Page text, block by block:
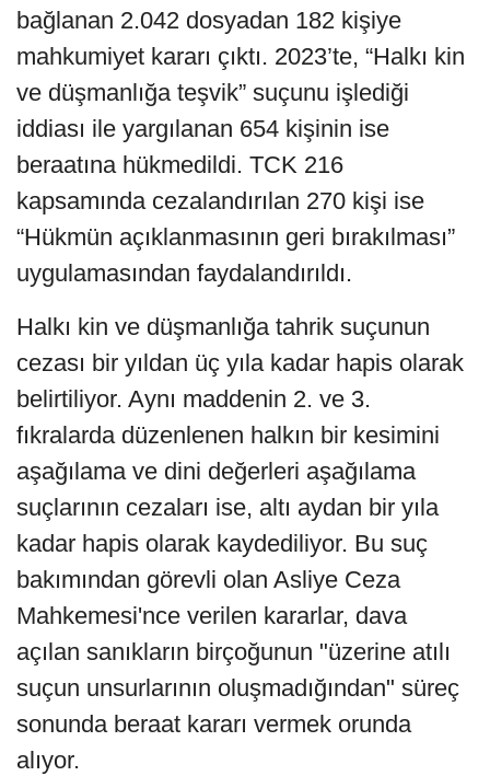
bağlanan 2.042 dosyadan 182 kişiye
mahkumiyet kararı çıktı. 2023’te, “Halkı kin
ve düşmanlığa teşvik” suçunu işlediği
iddiası ile yargılanan 654 kişinin ise
beraatına hükmedildi. TCK 216
kapsamında cezalandırılan 270 kişi ise
“Hükmün açıklanmasının geri bırakılması”
uygulamasından faydalandırıldı.
Halkı kin ve düşmanlığa tahrik suçunun
cezası bir yıldan üç yıla kadar hapis olarak
belirtiliyor. Aynı maddenin 2. ve 3.
fıkralarda düzenlenen halkın bir kesimini
aşağılama ve dini değerleri aşağılama
suçlarının cezaları ise, altı aydan bir yıla
kadar hapis olarak kaydediliyor. Bu suç
bakımından görevli olan Asliye Ceza
Mahkemesi'nce verilen kararlar, dava
açılan sanıkların birçoğunun "üzerine atılı
suçun unsurlarının oluşmadığından" süreç
sonunda beraat kararı vermek orunda
alıyor.